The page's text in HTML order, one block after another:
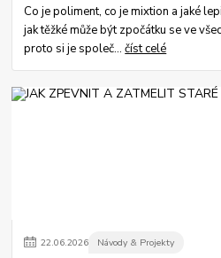
Co je poliment, co je mixtion a jaké
jak těžké může být zpočátku se ve
proto si je společ...číst celé
22.06.2026 Návody & Projekty